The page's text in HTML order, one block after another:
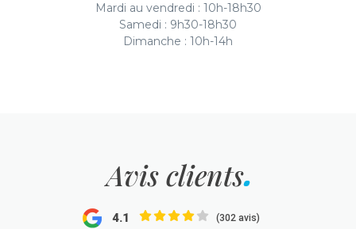
Mardi au vendredi : 10h-18h30
Samedi : 9h30-18h30
Dimanche : 10h-14h
Avis clients
4.1 (302 avis)